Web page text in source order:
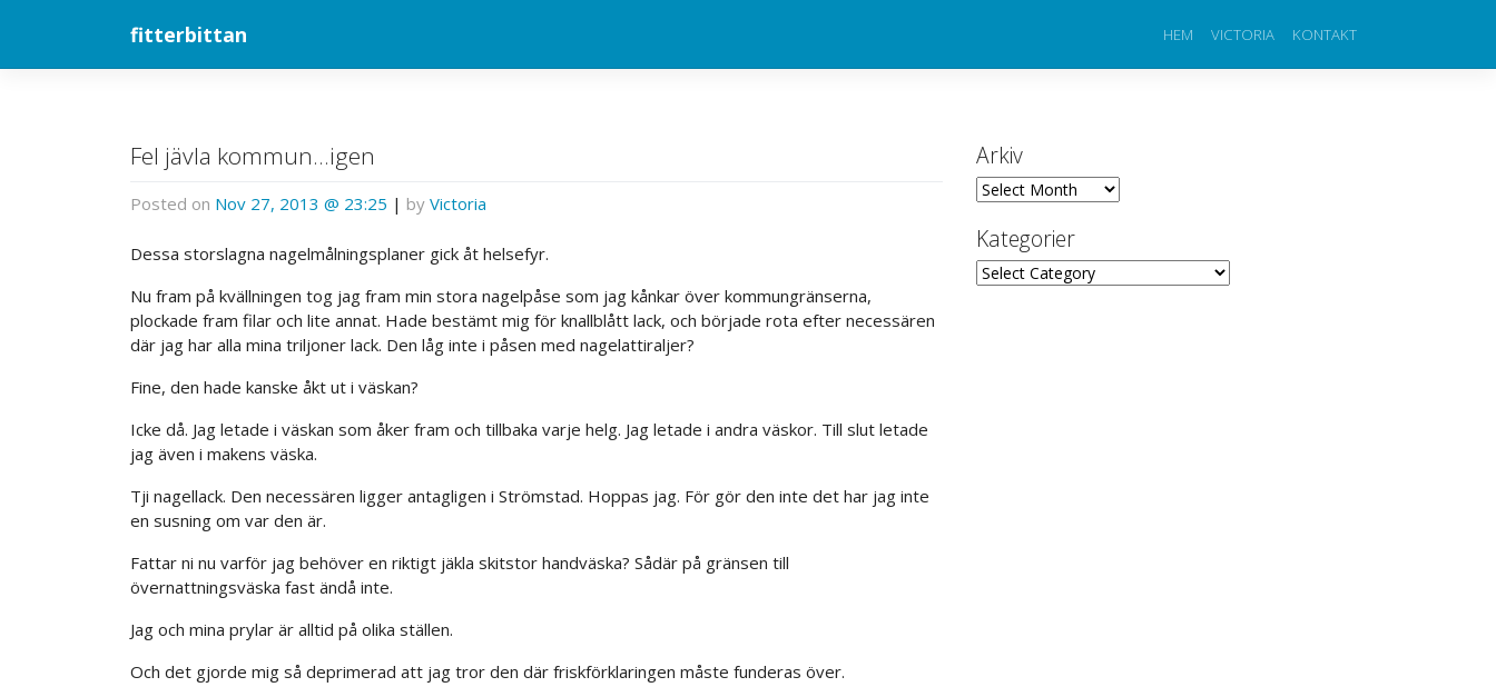
fitterbittan HEM VICTORIA KONTAKT
Fel jävla kommun…igen
Posted on Nov 27, 2013 @ 23:25 | by Victoria
Dessa storslagna nagelmålningsplaner gick åt helsefyr.
Nu fram på kvällningen tog jag fram min stora nagelpåse som jag kånkar över kommungränserna,
plockade fram filar och lite annat. Hade bestämt mig för knallblått lack, och började rota efter necessären
där jag har alla mina triljoner lack. Den låg inte i påsen med nagelattiraljer?
Fine, den hade kanske åkt ut i väskan?
Icke då. Jag letade i väskan som åker fram och tillbaka varje helg. Jag letade i andra väskor. Till slut letade
jag även i makens väska.
Tji nagellack. Den necessären ligger antagligen i Strömstad. Hoppas jag. För gör den inte det har jag inte
en susning om var den är.
Fattar ni nu varför jag behöver en riktigt jäkla skitstor handväska? Sådär på gränsen till
övernattningsväska fast ändå inte.
Jag och mina prylar är alltid på olika ställen.
Och det gjorde mig så deprimerad att jag tror den där friskförklaringen måste funderas över.
Arkiv
Arkiv
Kategorier
Kategorier